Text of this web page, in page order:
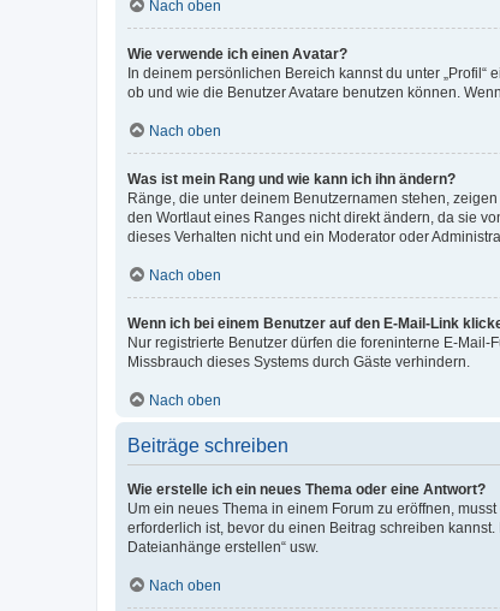
Nach oben
Wie verwende ich einen Avatar?
In deinem persönlichen Bereich kannst du unter
ob und wie die Benutzer Avatare benutzen können.
Nach oben
Was ist mein Rang und wie kann ich ihn ändern?
Ränge, die unter deinem Benutzernamen stehen,
den Wortlaut eines Ranges nicht direkt ändern, da sie
dieses Verhalten nicht und ein Moderator oder
Nach oben
Wenn ich bei einem Benutzer auf den E-Mail-Link
Nur registrierte Benutzer dürfen die foreninterne E-
Missbrauch dieses Systems durch Gäste verhindern.
Nach oben
Beiträge schreiben
Wie erstelle ich ein neues Thema oder eine Antwort?
Um ein neues Thema in einem Forum zu eröffnen,
erforderlich ist, bevor du einen Beitrag schreiben
Dateianhänge erstellen“ usw.
Nach oben